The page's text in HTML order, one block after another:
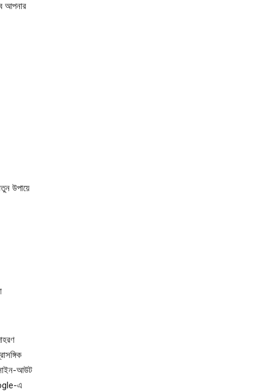
আপনার
উপায়ে
আউট
এ